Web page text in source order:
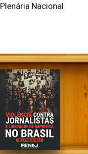
Plenária Nacional